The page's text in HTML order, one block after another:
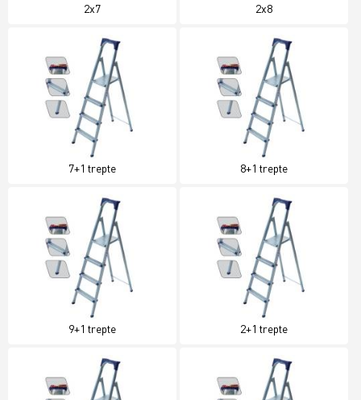
2x7 2x8
7+1 trepte 8+1 trepte
9+1 trepte 2+1 trepte